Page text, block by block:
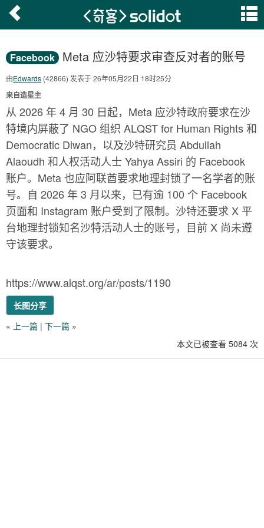
Facebook Meta 应沙特要求审查反对者的账号
由Edwards (42866) 发表于 26年05月22日 18时25分
来自造星主
从 2026 年 4 月 30 日起，Meta 应沙特政府要求在沙
特境内屏蔽了 NGO 组织 ALQST for Human Rights 和
Democratic Diwan，以及沙特研究员 Abdullah
Alaoudh 和人权活动人士 Yahya Assiri 的 Facebook
账户。Meta 也应阿联酋要求地理封锁了一名学者的账
号。自 2026 年 3 月以来，已有逾 100 个 Facebook
页面和 Instagram 账户受到了限制。沙特还要求 X 平
台地理封锁知名沙特活动人士的账号，目前 X 尚未遵
守该要求。
https://www.alqst.org/ar/posts/1190
长图分享
« 上一篇 | 下一篇 »
本文已被查看 5084 次